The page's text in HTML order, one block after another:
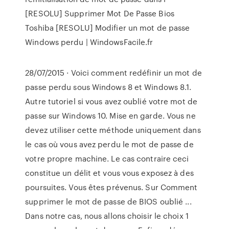
[RESOLU] Supprimer Mot De Passe Bios
Toshiba [RESOLU] Modifier un mot de passe
Windows perdu | WindowsFacile.fr
28/07/2015 · Voici comment redéfinir un mot de
passe perdu sous Windows 8 et Windows 8.1.
Autre tutoriel si vous avez oublié votre mot de
passe sur Windows 10. Mise en garde. Vous ne
devez utiliser cette méthode uniquement dans
le cas où vous avez perdu le mot de passe de
votre propre machine. Le cas contraire ceci
constitue un délit et vous vous exposez à des
poursuites. Vous êtes prévenus. Sur Comment
supprimer le mot de passe de BIOS oublié ...
Dans notre cas, nous allons choisir le choix 1